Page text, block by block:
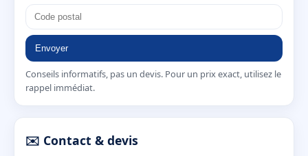
Envoyer
Conseils informatifs, pas un devis. Pour un prix exact, utilisez le
rappel immédiat.
✉️ Contact & devis